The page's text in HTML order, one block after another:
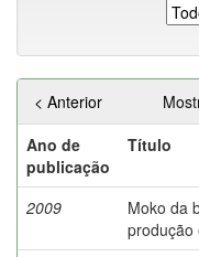
< Anterior
Ano de
publicação
Título
2009
Moko da
produção